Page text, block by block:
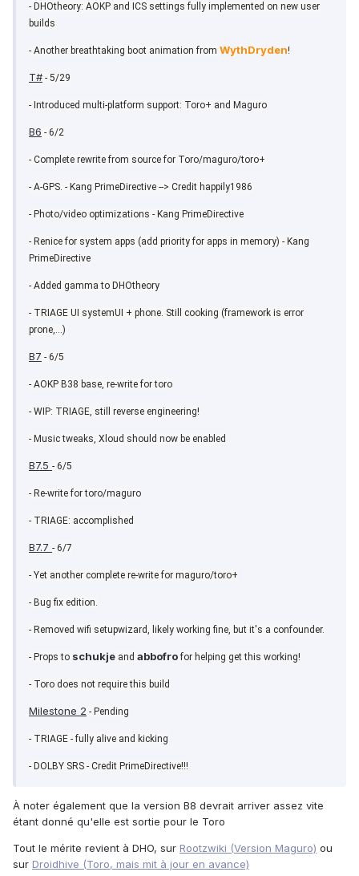
- DHOtheory: AOKP and ICS settings fully implemented on new user
builds
- Another breathtaking boot animation from WythDryden!
T# - 5/29
- Introduced multi-platform support: Toro+ and Maguro
B6 - 6/2
- Complete rewrite from source for Toro/maguro/toro+
- A-GPS. - Kang PrimeDirective --> Credit happily1986
- Photo/video optimizations - Kang PrimeDirective
- Renice for system apps (add priority for apps in memory) - Kang
PrimeDirective
- Added gamma to DHOtheory
- TRIAGE UI systemUI + phone. Still cooking (framework is error
prone,...)
B7 - 6/5
- AOKP B38 base, re-write for toro
- WIP: TRIAGE, still reverse engineering!
- Music tweaks, Xloud should now be enabled
B7.5 - 6/5
- Re-write for toro/maguro
- TRIAGE: accomplished
B7.7 - 6/7
- Yet another complete re-write for maguro/toro+
- Bug fix edition.
- Removed wifi setupwizard, likely working fine, but it's a confounder.
- Props to schukje and abbofrofor helping get this working!
- Toro does not require this build
Milestone 2 - Pending
- TRIAGE - fully alive and kicking
- DOLBY SRS - Credit PrimeDirective!!!
À noter également que la version B8 devrait arriver assez vite
étant donné qu'elle est sortie pour le Toro
Tout le mérite revient à DHO, sur Rootzwiki (Version Maguro) ou
sur Droidhive (Toro, mais mit à jour en avance)